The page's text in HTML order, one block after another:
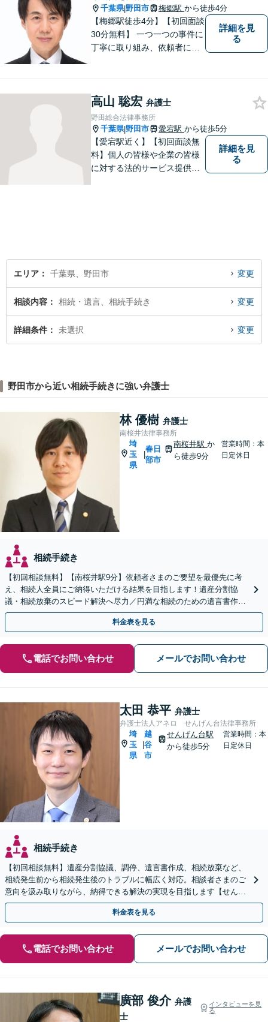
千葉県|野田市 梅郷駅 から徒歩4分
【梅郷駅徒歩4分】【初回面談
30分無料】 一つ一つの事件に
丁寧に取り組み、依頼者にと
す。
詳細を見
る
高山 聡宏 弁護士
野田総合法律事務所
千葉県|野田市 愛宕駅 から徒歩5分
【愛宕駅近く】【初回面談無
料】個人の皆様や企業の皆様
に対する法的サービス提供に
詳細を見
る
エリア 千葉県、野田市 変更
相談内容 相続・遺言、相続手続き 変更
詳細条件 未選択 変更
野田市から近い相続手続きに強い弁護士
林 優樹 弁護士
南桜井法律事務所
埼
玉
県
春日
部市
南桜井駅か
ら徒歩9分
営業時間：本
日定休日
相続手続き
【初回相談無料】【南桜井駅9分】依頼者さまのご要望を最優先に考
え、相続人全員にご納得いただける結果を目指します！遺産分割協
議・相続放棄のスピード解決へ尽力／円満な相続のための遺言書作成
をサポート【夜間・休日面談可】【専用駐車場完備】
料金表を見る
電話でお問い合わせ メールでお問い合わせ
太田 恭平 弁護士
弁護士法人アネロ せんげん台法律事務所
埼
玉
県
|
越
谷
市
せんげん台駅
から徒歩5分
営業時間：本
日定休日
相続手続き
【初回相談無料】遺産分割協議、調停、遺言書作成、相続放棄など、
相続発生前から相続発生後のトラブルに幅広く対応。相談者さまのご
意向を汲み取りながら、納得できる解決の実現を目指します【せんげ
ん台駅より徒歩5分】
料金表を見る
電話でお問い合わせ メールでお問い合わせ
廣部 俊介 弁護
士
インタビューを見
る